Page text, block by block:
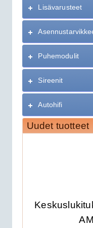
Lisävarusteet
Puhemodulit
Sireenit
Autohifi
Uudet tuotteet